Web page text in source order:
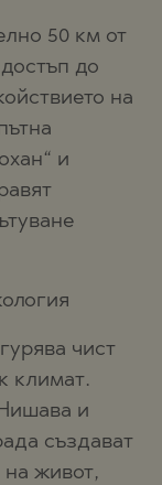
50 км от
до
на
и
чист
климат.
и
създават
на живот,